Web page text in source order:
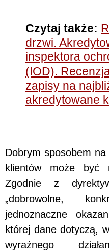
Czytaj także:
drzwi.
inspektora
(IOD).
zapisy na
akredytowane
Dobrym sposobem
klientów może być
Zgodnie z
„dobrowolne,
jednoznaczne
której dane dotyczą,
wyraźnego